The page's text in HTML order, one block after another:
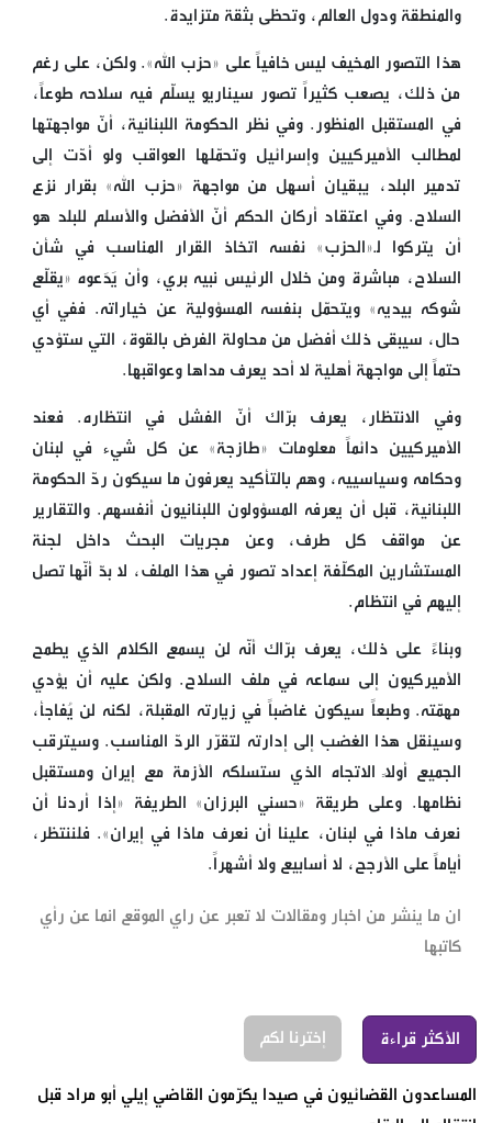
والمنطقة ودول العالم، وتحظى بثقة متزايدة.
هذا التصور المخيف ليس خافياً على «حزب الله». ولكن، على رغم
من ذلك، يصعب كثيراً تصور سيناريو يسلّم فيه سلاحه طوعاً،
في المستقبل المنظور. وفي نظر الحكومة اللبنانية، أنّ مواجهتها
لمطالب الأميركيين وإسرائيل وتحمّلها العواقب ولو أدّت إلى
تدمير البلد، يبقيان أسهل من مواجهة «حزب الله» بقرار نزع
السلاح. وفي اعتقاد أركان الحكم أنّ الأفضل والأسلم للبلد هو
أن يتركوا لـ«الحزب» نفسه اتخاذ القرار المناسب في شأن
السلاح، مباشرة ومن خلال الرئيس نبيه بري، وأن يَدَعوه «يقلّع
شوكه بيديه» ويتحمّل بنفسه المسؤولية عن خياراته. ففي أي
حال، سيبقى ذلك أفضل من محاولة الفرض بالقوة، التي ستؤدي
حتماً إلى مواجهة أهلية لا أحد يعرف مداها وعواقبها.
وفي الانتظار، يعرف برّاك أنّ الفشل في انتظاره. فعند
الأميركيين دائماً معلومات «طازجة» عن كل شيء في لبنان
وحكامه وسياسييه، وهم بالتأكيد يعرفون ما سيكون ردّ الحكومة
اللبنانية، قبل أن يعرفه المسؤولون اللبنانيون أنفسهم. والتقارير
عن مواقف كل طرف، وعن مجريات البحث داخل لجنة
المستشارين المكلّفة إعداد تصور في هذا الملف، لا بدّ أنّها تصل
إليهم في انتظام.
وبناءً على ذلك، يعرف برّاك أنّه لن يسمع الكلام الذي يطمح
الأميركيون إلى سماعه في ملف السلاح. ولكن عليه أن يؤدي
مهمّته. وطبعاً سيكون غاضباً في زيارته المقبلة، لكنه لن يُفاجأ،
وسينقل هذا الغضب إلى إدارته لتقرّر الردّ المناسب. وسيترقب
الجميع أولاً الاتجاه الذي ستسلكه الأزمة مع إيران ومستقبل
نظامها. وعلى طريقة «حسني البرزان» الطريفة «إذا أردنا أن
نعرف ماذا في لبنان، علينا أن نعرف ماذا في إيران». فلننتظر،
أياماً على الأرجح، لا أسابيع ولا أشهراً.
ان ما ينشر من اخبار ومقالات لا تعبر عن راي الموقع انما عن رأي
كاتبها
الأكثر قراءة إخترنا لكم
المساعدون القضائيون في صيدا يكرّمون القاضي إيلي أبو مراد قبل